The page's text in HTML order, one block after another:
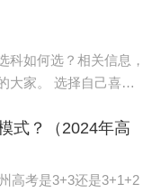
为在平时的月考和期中
科如何选？相关信息，
大家。 选择自己喜欢
就业面来
式？（2024年高
高考是3+3还是3+1+2